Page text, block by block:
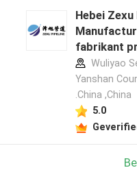
Hebei Zexu
fabrikant
Wuliyao
Yanshan
.China ,China
5.0